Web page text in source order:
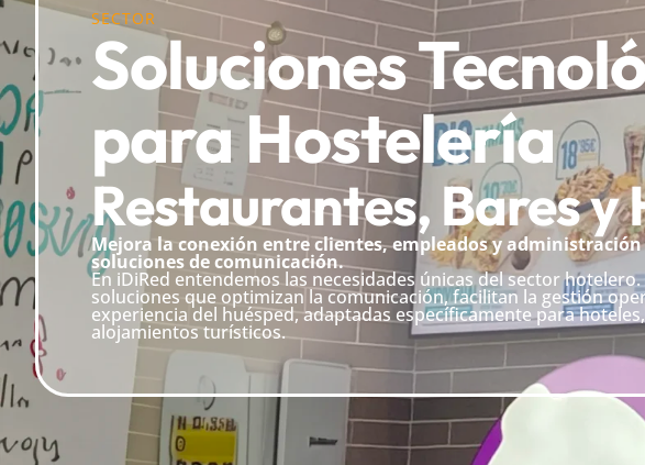
SECTOR
Soluciones
para Hostelería
Restaurantes, Bares y
Mejora la conexión entre clientes, empleados y
soluciones de comunicación.
En iDiRed entendemos las necesidades únicas del sector
soluciones que optimizan la comunicación, facilitan la gestión
experiencia del huésped, adaptadas específicamente para
alojamientos turísticos.